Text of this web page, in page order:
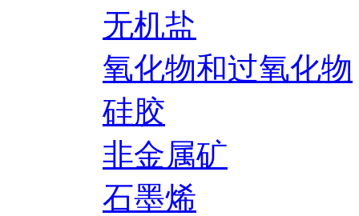
无机盐
氧化物和过氧化物
硅胶
非金属矿
石墨烯